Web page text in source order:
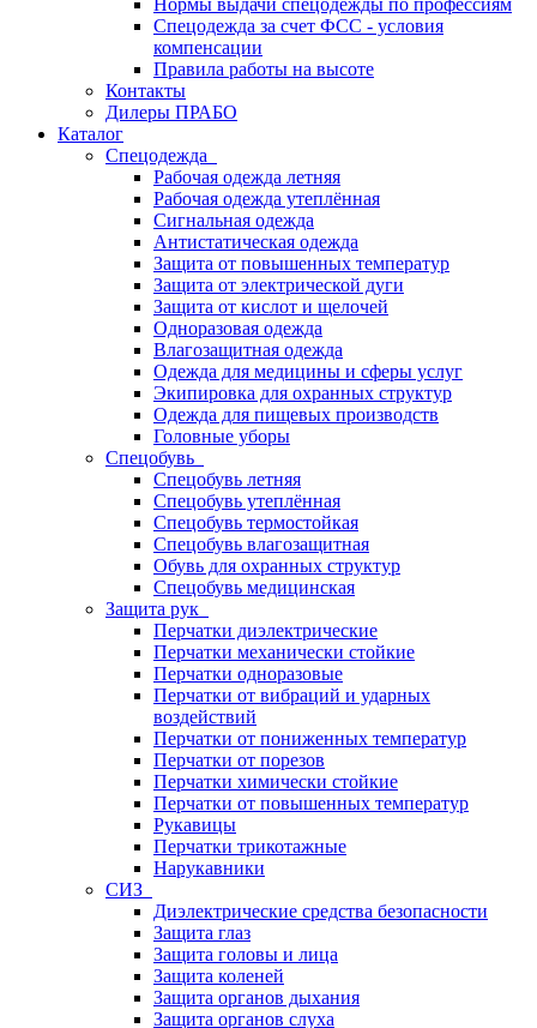
Нормы выдачи спецодежды по профессиям
Спецодежда за счет ФСС - условия
компенсации
Правила работы на высоте
Контакты
Дилеры ПРАБО
Каталог
Спецодежда
Рабочая одежда летняя
Рабочая одежда утеплённая
Сигнальная одежда
Антистатическая одежда
Защита от повышенных температур
Защита от электрической дуги
Защита от кислот и щелочей
Одноразовая одежда
Влагозащитная одежда
Одежда для медицины и сферы услуг
Экипировка для охранных структур
Одежда для пищевых производств
Головные уборы
Спецобувь
Спецобувь летняя
Спецобувь утеплённая
Спецобувь термостойкая
Спецобувь влагозащитная
Обувь для охранных структур
Спецобувь медицинская
Защита рук
Перчатки диэлектрические
Перчатки механически стойкие
Перчатки одноразовые
Перчатки от вибраций и ударных
воздействий
Перчатки от пониженных температур
Перчатки от порезов
Перчатки химически стойкие
Перчатки от повышенных температур
Рукавицы
Перчатки трикотажные
Нарукавники
СИЗ
Диэлектрические средства безопасности
Защита глаз
Защита головы и лица
Защита коленей
Защита органов дыхания
Защита органов слуха